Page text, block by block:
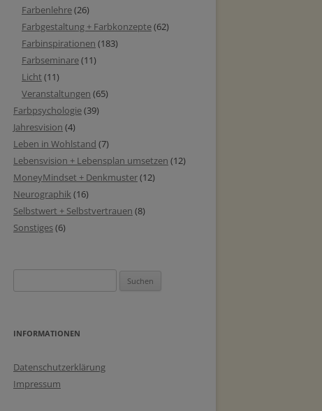
Farbenlehre(26)
Farbgestaltung + Farbkonzepte(62)
Farbinspirationen (183)
Farbseminare(11)
Licht (11)
Veranstaltungen (65)
Farbpsychologie(39)
Jahresvision (4)
Leben in Wohlstand (7)
Lebensvision + Lebensplan umsetzen (12)
MoneyMindset + Denkmuster(12)
Neurographik(16)
Selbstwert + Selbstvertrauen (8)
Sonstiges(6)
nach:
INFORMATIONEN
Datenschutzerklärung
Impressum